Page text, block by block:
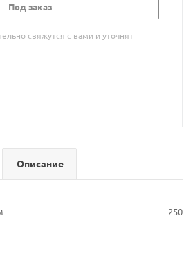
Под заказ
свяжутся с вами и уточнят
Описание
250